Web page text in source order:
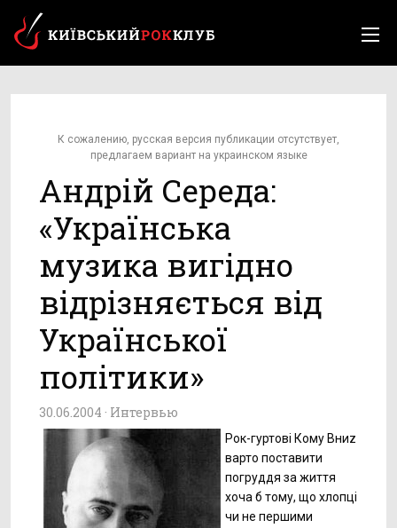
К сожалению, русская версия публикации отсутствует,
предлагаем вариант на украинском языке
Андрій Середа:
«Українська
музика вигідно
відрізняється від
Української
політики»
30.06.2004 · Интервью
Рок-гуртові Кому Вниz
варто поставити
погруддя за життя
хоча б тому, що хлопці
чи не першими